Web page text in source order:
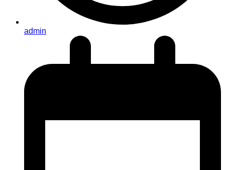
admin